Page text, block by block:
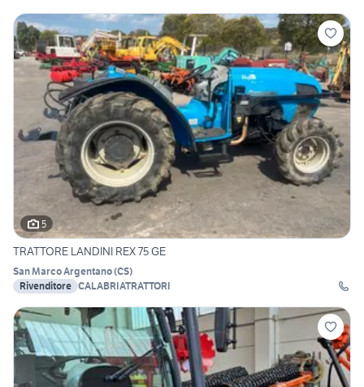
5
TRATTORE LANDINI REX 75 GE
San Marco Argentano(CS)
Rivenditore CALABRIATRATTORI